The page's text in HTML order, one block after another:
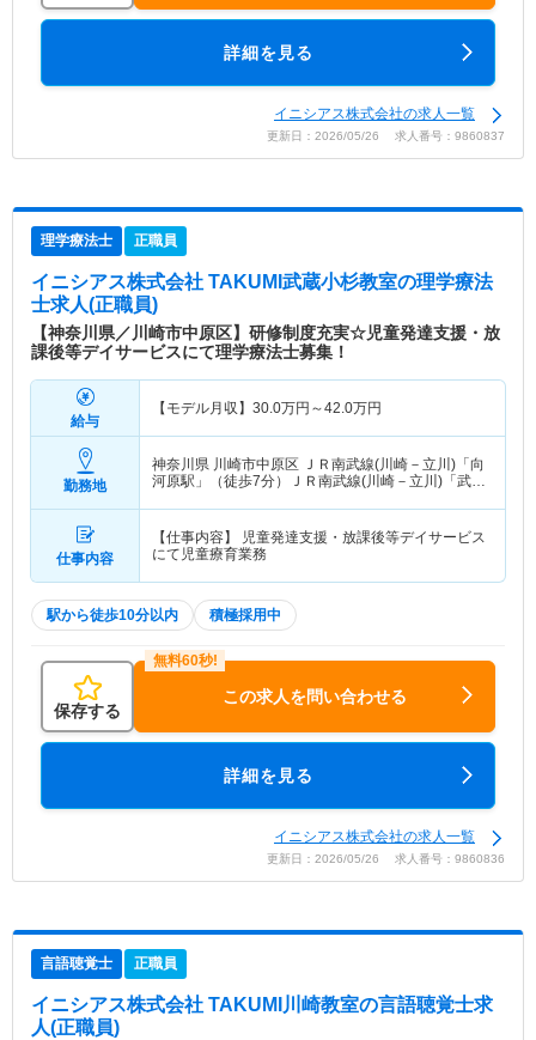
詳細を見る
イニシアス株式会社の求人一覧
更新日：2026/05/26 求人番号：9860837
理学療法士 正職員
イニシアス株式会社 TAKUMI武蔵小杉教室の理学療法
士求人(正職員)
【神奈川県／川崎市中原区】研修制度充実☆児童発達支援・放
課後等デイサービスにて理学療法士募集！
給与
【モデル月収】 30.0万円～42.0万円
勤務地
神奈川県 川崎市中原区 ＪＲ南武線(川崎－立川)「向
河原駅」（徒歩7分）ＪＲ南武線(川崎－立川)「武蔵
仕事内容
【仕事内容】 児童発達支援・放課後等デイサービス
にて児童療育業務
駅から徒歩10分以内 積極採用中
保存する
この求人を問い合わせる
詳細を見る
イニシアス株式会社の求人一覧
更新日：2026/05/26 求人番号：9860836
言語聴覚士 正職員
イニシアス株式会社 TAKUMI川崎教室の言語聴覚士求
人(正職員)